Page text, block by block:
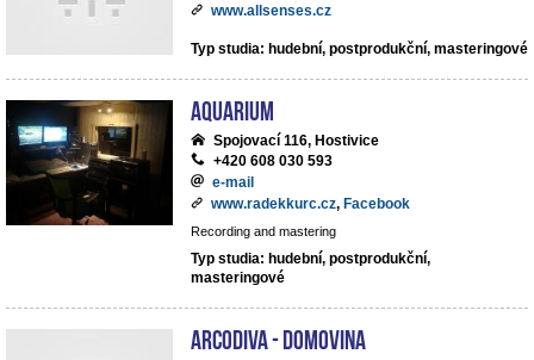
www.allsenses.cz
Typ studia: hudební, postprodukční, masteringové
Aquarium
Spojovací 116, Hostivice
+420 608 030 593
e-mail
www.radekkurc.cz, Facebook
Recording and mastering
Typ studia: hudební, postprodukční,
masteringové
ArcoDiva - Domovina